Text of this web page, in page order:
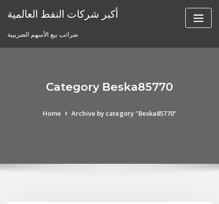
أكبر شركات النفط العالمية
ضرائب بيع الأسهم الضريبية
Category Beska85770
Home Archive by category "Beska85770"